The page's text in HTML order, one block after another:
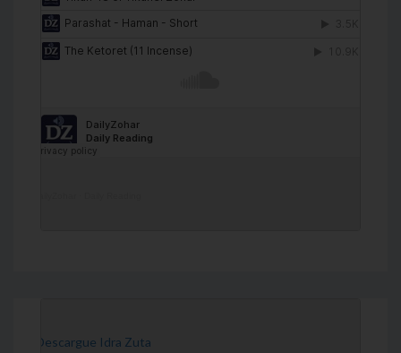
[Descargue Idra Zuta